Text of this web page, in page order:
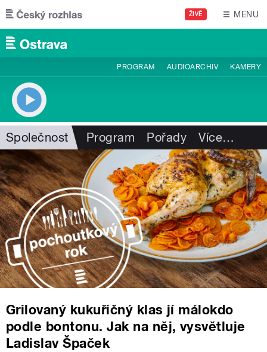
Přejít k hlavnímu obsahu
ŽIVĚ MENU
PROGRAM AUDIOARCHIV KAMERY
Společnost Program Pořady Více…
Grilovaný kukuřičný klas jí málokdo
podle bontonu. Jak na něj, vysvětluje
Ladislav Špaček